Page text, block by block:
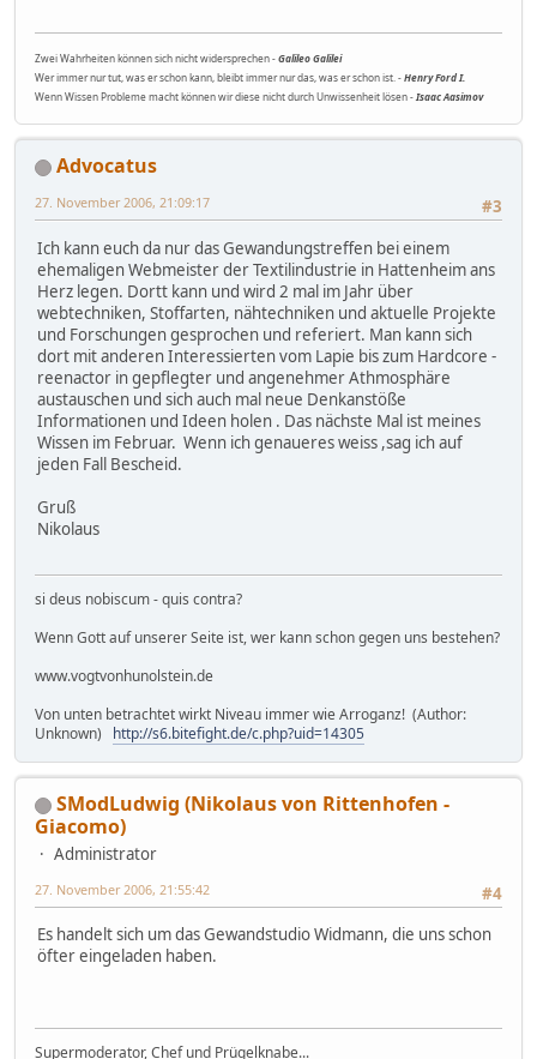
Zwei Wahrheiten können sich nicht widersprechen -Galileo Galilei
Wer immer nur tut, was er schon kann, bleibt immer nur das, was er schon ist. -Henry Ford I.
Wenn Wissen Probleme macht können wir diese nicht durch Unwissenheit lösen -Isaac Aasimov
Advocatus
#3
27. November 2006, 21:09:17
Ich kann euch da nur das Gewandungstreffen bei einem
ehemaligen Webmeister der Textilindustrie in Hattenheim ans
Herz legen. Dortt kann und wird 2 mal im Jahr über
webtechniken, Stoffarten, nähtechniken und aktuelle Projekte
und Forschungen gesprochen und referiert. Man kann sich
dort mit anderen Interessierten vom Lapie bis zum Hardcore -
reenactor in gepflegter und angenehmer Athmosphäre
austauschen und sich auch mal neue Denkanstöße
Informationen und Ideen holen . Das nächste Mal ist meines
Wissen im Februar. Wenn ich genaueres weiss ,sag ich auf
jeden Fall Bescheid.
Gruß
Nikolaus
si deus nobiscum - quis contra?
Wenn Gott auf unserer Seite ist, wer kann schon gegen uns bestehen?
www.vogtvonhunolstein.de
Von unten betrachtet wirkt Niveau immer wie Arroganz! (Author:
Unknown) http://s6.bitefight.de/c.php?uid=14305
SModLudwig (Nikolaus von Rittenhofen -
Giacomo)
Administrator
#4
27. November 2006, 21:55:42
Es handelt sich um das Gewandstudio Widmann, die uns schon
öfter eingeladen haben.
Supermoderator, Chef und Prügelknabe...